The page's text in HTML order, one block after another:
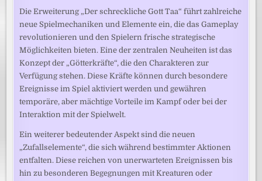
Die Erweiterung „Der schreckliche Gott Taa“ führt zahlreiche
neue Spielmechaniken und Elemente ein, die das Gameplay
revolutionieren und den Spielern frische strategische
Möglichkeiten bieten. Eine der zentralen Neuheiten ist das
Konzept der „Götterkräfte“, die den Charakteren zur
Verfügung stehen. Diese Kräfte können durch besondere
Ereignisse im Spiel aktiviert werden und gewähren
temporäre, aber mächtige Vorteile im Kampf oder bei der
Interaktion mit der Spielwelt.
Ein weiterer bedeutender Aspekt sind die neuen
„Zufallselemente“, die sich während bestimmter Aktionen
entfalten. Diese reichen von unerwarteten Ereignissen bis
hin zu besonderen Begegnungen mit Kreaturen oder